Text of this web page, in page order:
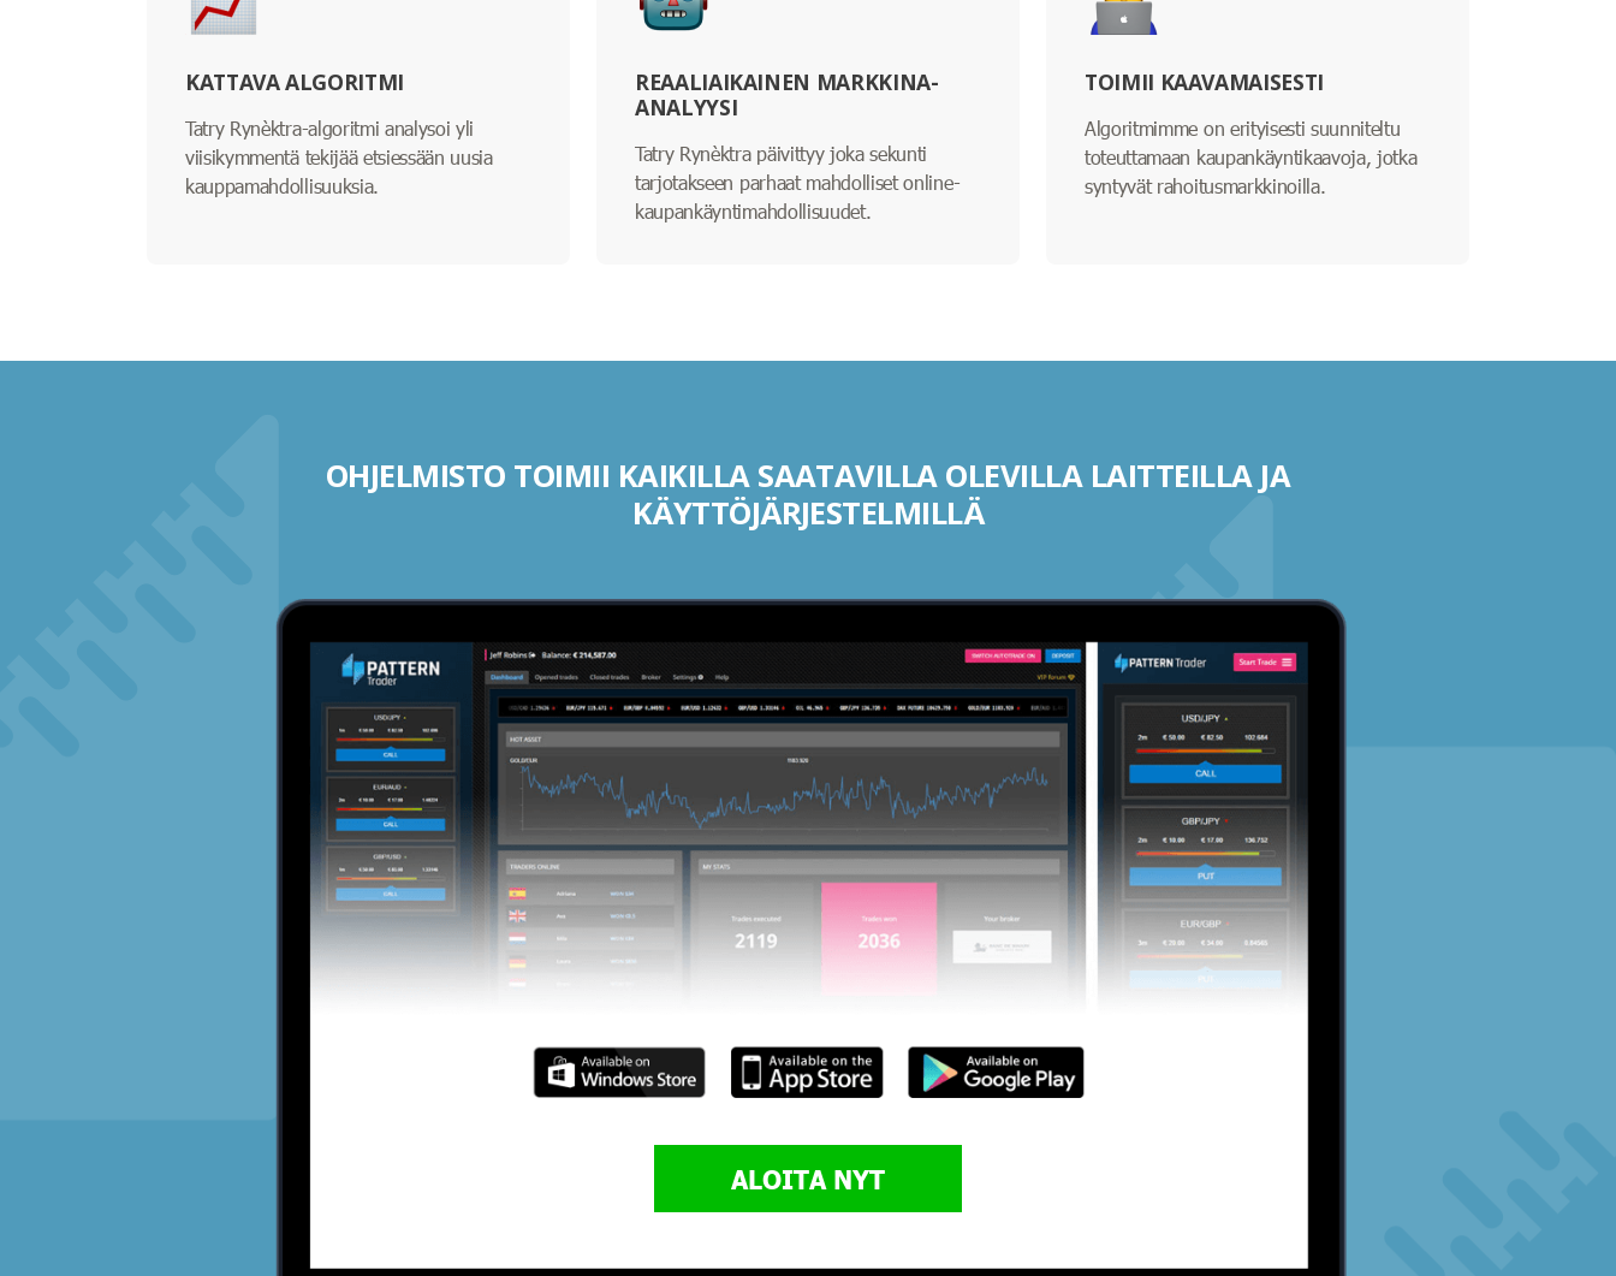
KATTAVA ALGORITMI
Tatry Rynèktra-algoritmi analysoi yli
viisikymmentä tekijää etsiessään uusia
kauppamahdollisuuksia.
REAALIAIKAINEN MARKKINA-
ANALYYSI
Tatry Rynèktra päivittyy joka sekunti
tarjotakseen parhaat mahdolliset online-
kaupankäyntimahdollisuudet.
TOIMII KAAVAMAISESTI
Algoritmimme on erityisesti suunniteltu
toteuttamaan kaupankäyntikaavoja, jotka
syntyvät rahoitusmarkkinoilla.
OHJELMISTO TOIMII KAIKILLA SAATAVILLA OLEVILLA LAITTEILLA JA
KÄYTTÖJÄRJESTELMILLÄ
ALOITA NYT